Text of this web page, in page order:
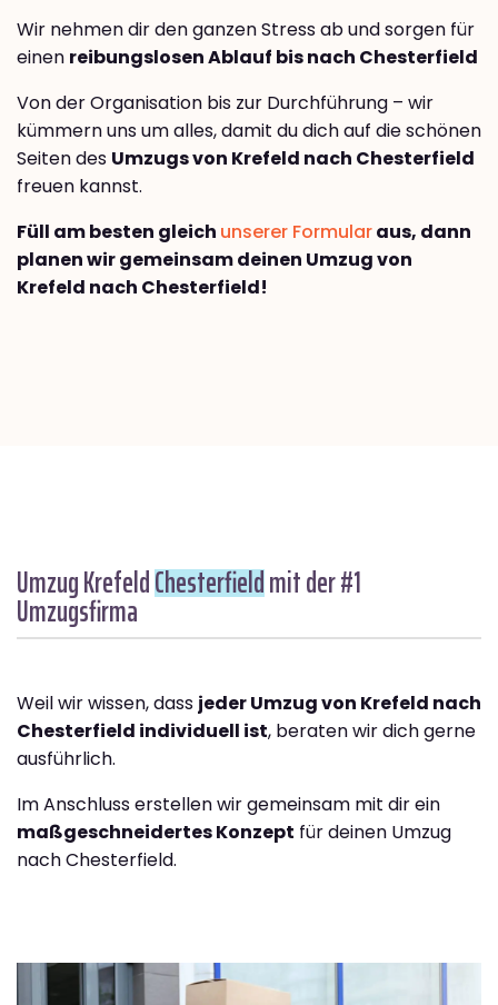
Wir nehmen dir den ganzen Stress ab und sorgen für
einen reibungslosen Ablauf bis nach Chesterfield
Von der Organisation bis zur Durchführung – wir
kümmern uns um alles, damit du dich auf die schönen
Seiten des Umzugs von Krefeld nach Chesterfield
freuen kannst.
Füll am besten gleich unserer Formularaus, dann
planen wir gemeinsam deinen Umzug von
Krefeld nach Chesterfield!
Umzug KrefeldChesterfieldmit der #1
Umzugsfirma
Weil wir wissen, dass jeder Umzug von Krefeld nach
Chesterfield individuell ist, beraten wir dich gerne
ausführlich.
Im Anschluss erstellen wir gemeinsam mit dir ein
maßgeschneidertes Konzept für deinen Umzug
nach Chesterfield.